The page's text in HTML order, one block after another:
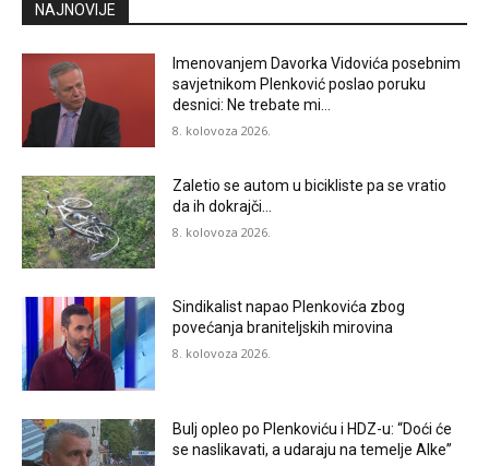
NAJNOVIJE
Imenovanjem Davorka Vidovića posebnim
savjetnikom Plenković poslao poruku
desnici: Ne trebate mi…
8. kolovoza 2026.
Zaletio se autom u bicikliste pa se vratio
da ih dokrajči…
8. kolovoza 2026.
Sindikalist napao Plenkovića zbog
povećanja braniteljskih mirovina
8. kolovoza 2026.
Bulj opleo po Plenkoviću i HDZ-u: “Doći će
se naslikavati, a udaraju na temelje Alke”